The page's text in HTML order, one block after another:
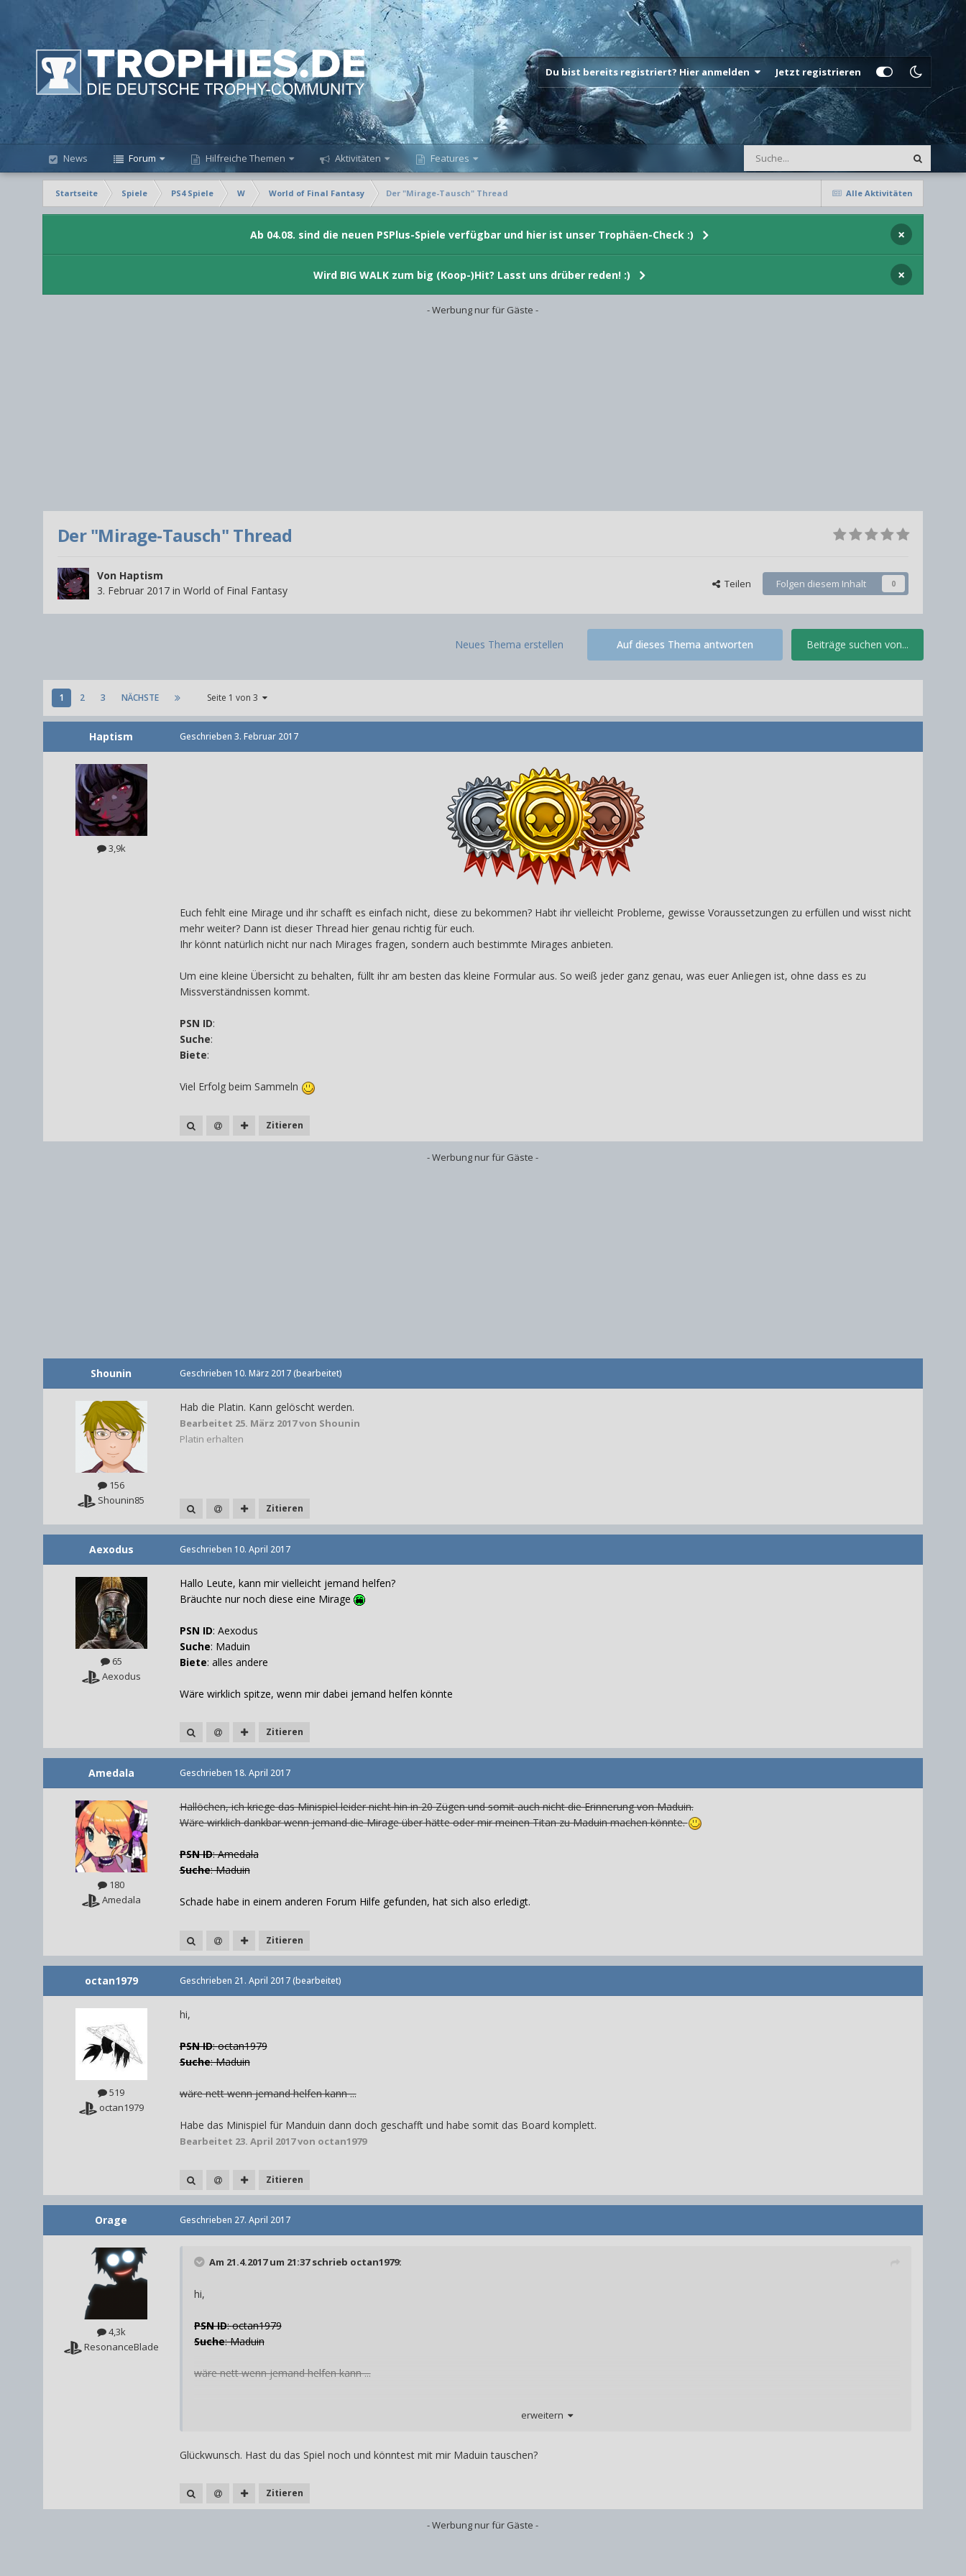
Du bist bereits registriert? Hier anmelden Jetzt registrieren
News Forum Hilfreiche Themen Aktivitäten Features
Alle Aktivitäten
Startseite Spiele PS4 Spiele W World of Final Fantasy Der "Mirage-Tausch" Thread
Ab 04.08. sind die neuen PSPlus-Spiele verfügbar und hier ist unser Trophäen-Check :) ×
Wird BIG WALK zum big (Koop-)Hit? Lasst uns drüber reden! :) ×
- Werbung nur für Gäste -
Der "Mirage-Tausch" Thread
Von Haptism
3. Februar 2017in World of Final Fantasy Teilen Folgen diesem Inhalt 0
Beiträge suchen von...
Auf dieses Thema antworten
Neues Thema erstellen
1 2 3 NÄCHSTE Seite 1 von 3
Haptism
3,9k
Geschrieben 3. Februar 2017
Euch fehlt eine Mirage und ihr schafft es einfach nicht, diese zu bekommen? Habt ihr vielleicht Probleme, gewisse Voraussetzungen zu erfüllen und wisst nicht
mehr weiter? Dann ist dieser Thread hier genau richtig für euch.
Ihr könnt natürlich nicht nur nach Mirages fragen, sondern auch bestimmte Mirages anbieten.
Um eine kleine Übersicht zu behalten, füllt ihr am besten das kleine Formular aus. So weiß jeder ganz genau, was euer Anliegen ist, ohne dass es zu
Missverständnissen kommt.
PSN ID:
Suche:
Biete:
Viel Erfolg beim Sammeln
Zitieren
- Werbung nur für Gäste -
Shounin
156
Shounin85
Geschrieben 10. März 2017 (bearbeitet)
Hab die Platin. Kann gelöscht werden.
Bearbeitet 25. März 2017von Shounin
Platin erhalten
Zitieren
Aexodus
65
Aexodus
Geschrieben 10. April 2017
Hallo Leute, kann mir vielleicht jemand helfen?
Bräuchte nur noch diese eine Mirage
PSN ID: Aexodus
Suche: Maduin
Biete: alles andere
Wäre wirklich spitze, wenn mir dabei jemand helfen könnte
Zitieren
Amedala
180
Amedala
Geschrieben 18. April 2017
Hallöchen, ich kriege das Minispiel leider nicht hin in 20 Zügen und somit auch nicht die Erinnerung von Maduin.
Wäre wirklich dankbar wenn jemand die Mirage über hätte oder mir meinen Titan zu Maduin machen könnte.
PSN ID: Amedala
Suche: Maduin
Schade habe in einem anderen Forum Hilfe gefunden, hat sich also erledigt.
Zitieren
octan1979
519
octan1979
Geschrieben 21. April 2017 (bearbeitet)
hi,
PSN ID:octan1979
Suche: Maduin
wäre nett wenn jemand helfen kann ...
Habe das Minispiel für Manduin dann doch geschafft und habe somit das Board komplett.
Bearbeitet 23. April 2017von octan1979
Zitieren
Orage
4,3k
ResonanceBlade
Geschrieben 27. April 2017
Am 21.4.2017 um 21:37 schrieb octan1979:
hi,
PSN ID:octan1979
Suche: Maduin
wäre nett wenn jemand helfen kann ...
erweitern
Glückwunsch. Hast du das Spiel noch und könntest mit mir Maduin tauschen?
Zitieren
- Werbung nur für Gäste -